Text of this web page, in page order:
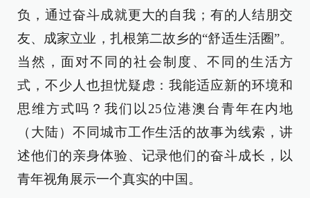
负，通过奋斗成就更大的自我；有的人结朋交
友、成家立业，扎根第二故乡的“舒适生活圈”。
当然，面对不同的社会制度、不同的生活方
式，不少人也担忧疑虑：我能适应新的环境和
思维方式吗？我们以25位港澳台青年在内地
（大陆）不同城市工作生活的故事为线索，讲
述他们的亲身体验、记录他们的奋斗成长，以
青年视角展示一个真实的中国。